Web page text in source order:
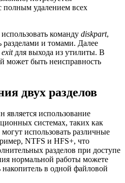
полным удалением всех
команду diskpart,
разделами и томами. Далее
exitдля выхода из утилиты. В
может быть неисправность
двух разделов
использование
системах, таких как
использовать различные
NTFS и HFS+, что
разделов при доступе
нормальной работы можете
в одной файловой